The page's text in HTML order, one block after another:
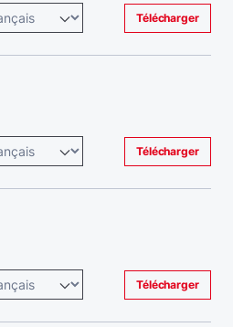
Télécharger
Télécharger
Télécharger